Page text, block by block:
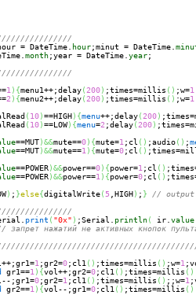
= DateTime. hour;minut = DateTime.
month;year = DateTime. year;
1 ) {menu1++;delay(200) ;times=millis ( ) ;w=1
2 ) {menu2++;delay(200) ;times=millis ( ) ;w=1
( 10)==HIGH) {menu++;delay(200)
( 10)==LOW) {menu=2 ;delay(200)
==MUT)&&mute==0) {mute=1 ;cl ( ) ;audio( ) ;
==MUT)&&mute==1 ) {mute=0;cl ( )
==POWER)&&power==0) {power=1 ;cl ( )
==POWER)&&power==1 ) {power=0;cl ( )
) ; }else{digitalWrite( 5 ,HIGH) ; }
// output
print ( "0x" ) ;Serial. println( ir. value
запрет нажатий не активных кнопок
1 ;gr2=0;cl1 ( ) ;times=millis ( ) ;w=1
gr1==1 ) {vol++;gr2=0;cl1 ( ) ;times=millis ( )
;gr1=0;gr2=1 ;cl1 ( ) ;times=millis ( ) ;;w=1
gr2==1 ) {vol--;gr1=0;cl1 ( ) ;times=millis ( )